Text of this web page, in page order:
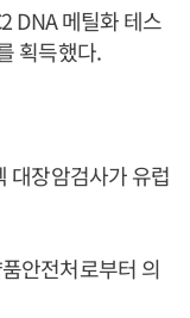
DNA 메틸화 테스
획득했다.
대장암검사가 유럽
안전처로부터 의